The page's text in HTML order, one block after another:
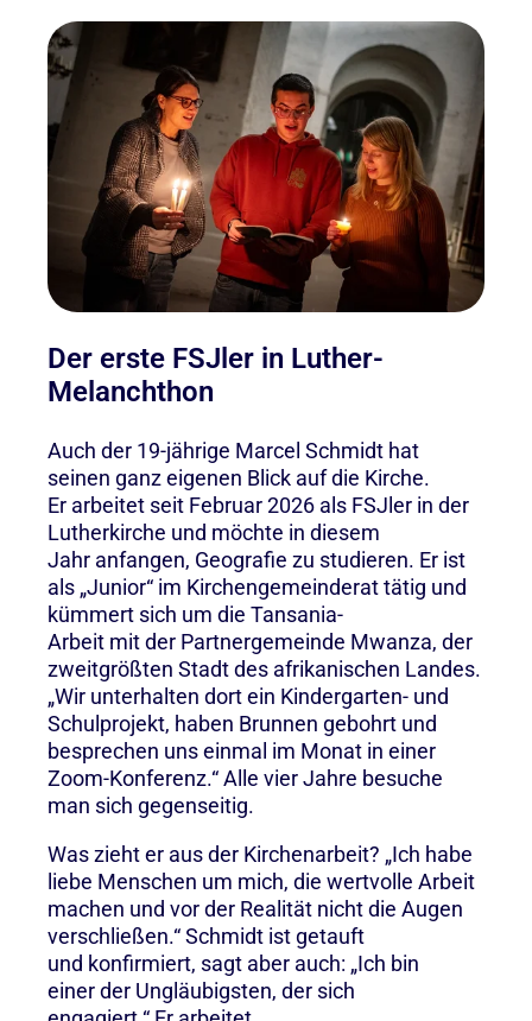
Der erste FSJler in Luther-
Melanchthon
Auch der 19-jährige Marcel Schmidt hat
seinen ganz eigenen Blick auf die Kirche.
Er arbeitet seit Februar 2026 als FSJler in der
Lutherkirche und möchte in diesem
Jahr anfangen, Geografie zu studieren. Er ist
als „Junior“ im Kirchengemeinderat tätig und
kümmert sich um die Tansania-
Arbeit mit der Partnergemeinde Mwanza, der
zweitgrößten Stadt des afrikanischen Landes.
„Wir unterhalten dort ein Kindergarten- und
Schulprojekt, haben Brunnen gebohrt und
besprechen uns einmal im Monat in einer
Zoom-Konferenz.“ Alle vier Jahre besuche
man sich gegenseitig.
Was zieht er aus der Kirchenarbeit? „Ich habe
liebe Menschen um mich, die wertvolle Arbeit
machen und vor der Realität nicht die Augen
verschließen.“ Schmidt ist getauft
und konfirmiert, sagt aber auch: „Ich bin
einer der Ungläubigsten, der sich